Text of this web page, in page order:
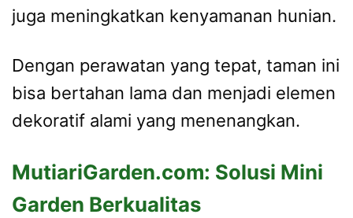
juga meningkatkan kenyamanan hunian.
Dengan perawatan yang tepat, taman ini
bisa bertahan lama dan menjadi elemen
dekoratif alami yang menenangkan.
MutiariGarden.com: Solusi Mini
Garden Berkualitas